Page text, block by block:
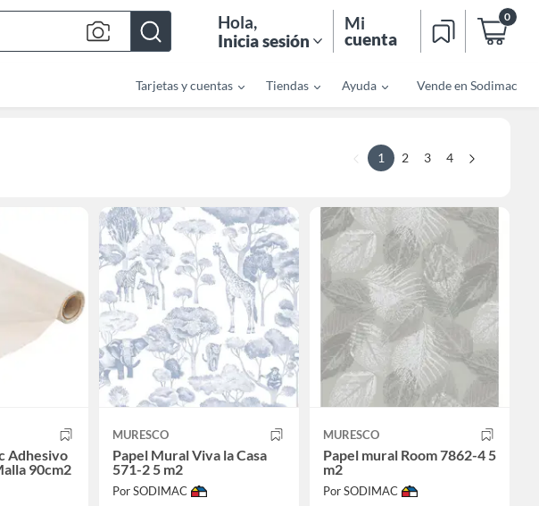
Hola,
Inicia sesión
Mi
cuenta
0
Tarjetas y cuentas Tiendas Ayuda Vende en Sodimac
1 2 3 4
Adhesivo
90cm2
MURESCO
Papel Mural Viva la Casa
571-2 5 m2
Por SODIMAC
MURESCO
Papel mural Room 7862-4 5
m2
Por SODIMAC